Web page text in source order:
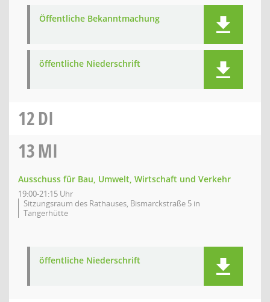
Öffentliche Bekanntmachung
öffentliche Niederschrift
12DI
13MI
Ausschuss für Bau, Umwelt, Wirtschaft und Verkehr
19:00-21:15 Uhr
Sitzungsraum des Rathauses, Bismarckstraße 5 in
Tangerhütte
öffentliche Niederschrift